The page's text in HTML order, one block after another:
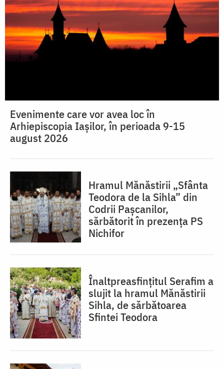
Evenimente care vor avea loc în
Arhiepiscopia Iaşilor, în perioada 9-15
august 2026
Hramul Mănăstirii „Sfânta
Teodora de la Sihla” din
Codrii Pașcanilor,
sărbătorit în prezența PS
Nichifor
Înaltpreasfințitul Serafim a
slujit la hramul Mănăstirii
Sihla, de sărbătoarea
Sfintei Teodora